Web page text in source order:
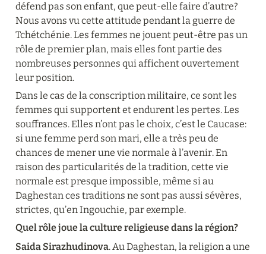
défend pas son enfant, que peut-elle faire d’autre?
Nous avons vu cette attitude pendant la guerre de
Tchétchénie. Les femmes ne jouent peut-être pas un
rôle de premier plan, mais elles font partie des
nombreuses personnes qui affichent ouvertement
leur position.
Dans le cas de la conscription militaire, ce sont les
femmes qui supportent et endurent les pertes. Les
souffrances. Elles n’ont pas le choix, c’est le Caucase:
si une femme perd son mari, elle a très peu de
chances de mener une vie normale à l’avenir. En
raison des particularités de la tradition, cette vie
normale est presque impossible, même si au
Daghestan ces traditions ne sont pas aussi sévères,
strictes, qu’en Ingouchie, par exemple.
Quel rôle joue la culture religieuse dans la région?
Saida Sirazhudinova. Au Daghestan, la religion a une